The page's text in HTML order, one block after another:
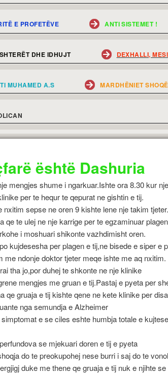
E PROFETËVE ANTI SISTEMET !
DHE IDHUJT DEXHALLI,
MUHAMED A.S MARDHËNIET
është Dashuria
mengjes shume i ngarkuar.Ishte ora 8.30 kur
per te hequr te qepurat ne gishtin e tij.
nxitim sepse ne oren 9 kishte lene nje takim tjeter.
qe te ulej ne nje karrige per te egzaminuar
i moshuari shikonte vazhdimisht oren.
kujdesesha per plagen e tij,ne bisede e siper e
me ndonje doktor tjeter meqe ishte me aq nxitim.
tha jo,por duhej te shkonte ne nje klinike
mengjes me gruan e tij.Pastaj e pyeta per
qe gruaja e tij kishte qene ne kete klinike per
nga semundja e Alzheimer
simptomat e se ciles eshte humbja totale e
se mjekuari doren e tij e pyeta
do te preokupohej nese burri i saj do te
duke me thene qe gruaja e tij nuk e njihte